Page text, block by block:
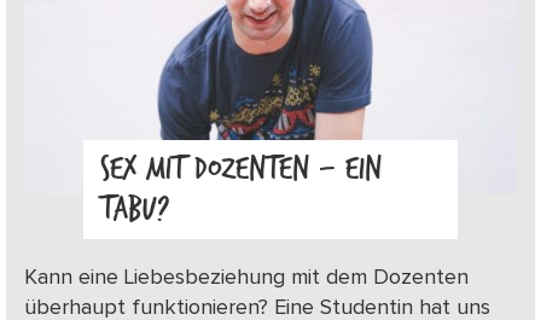
SEX MIT DOZENTEN – EIN
TABU?
Kann eine Liebesbeziehung mit dem Dozenten
überhaupt funktionieren? Eine Studentin hat uns